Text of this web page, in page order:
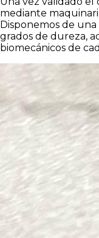
mediante
Disponemos de
grados de dureza,
biomecánicos de